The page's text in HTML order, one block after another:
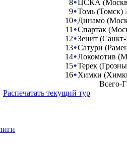
8 ЦСКА
9 Томь (Томск)
10 Динамо
11
Спартак
12 Зенит
13 Сатурн
14 Локомотив
15 Терек
16 Химки
Распечатать текущий тур